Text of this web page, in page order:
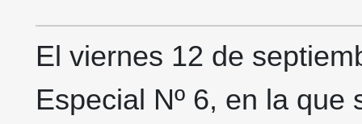
El viernes 12 de
Especial Nº 6, en la